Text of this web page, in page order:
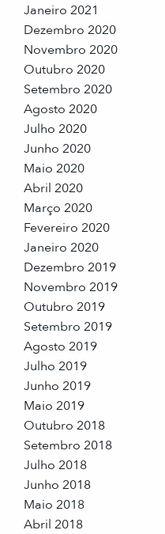
Janeiro 2021
Dezembro 2020
Novembro 2020
Outubro 2020
Setembro 2020
Agosto 2020
Julho 2020
Junho 2020
Maio 2020
Abril 2020
Março 2020
Fevereiro 2020
Janeiro 2020
Dezembro 2019
Novembro 2019
Outubro 2019
Setembro 2019
Agosto 2019
Julho 2019
Junho 2019
Maio 2019
Outubro 2018
Setembro 2018
Julho 2018
Junho 2018
Maio 2018
Abril 2018